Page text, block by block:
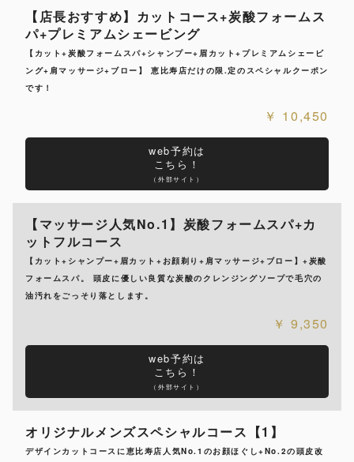
【店長おすすめ】カットコース+炭酸フォームス
パ+プレミアムシェービング
【カット+炭酸フォームスパ+シャンプー+眉カット+プレミアムシェービ
ング+肩マッサージ+ブロー】 恵比寿店だけの限.定のスペシャルクーポン
です！
10,450
web予約は
こちら！
（外部サイト）
【マッサージ人気No.1】炭酸フォームスパ+カ
ットフルコース
【カット+シャンプー+眉カット+お顔剃り+肩マッサージ+ブロー】+炭酸
フォームスパ。 頭皮に優しい良質な炭酸のクレンジングソープで毛穴の
油汚れをごっそり落とします。
9,350
web予約は
こちら！
（外部サイト）
オリジナルメンズスペシャルコース【1】
デザインカットコースに恵比寿店人気No.1のお顔ほぐし+No.2の頭皮改